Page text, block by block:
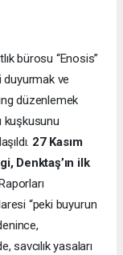
bürosu “Enosis”
duyurmak ve
düzenlemek
kuşkusunu
27 Kasım
Denktaş’ın ilk
“peki buyurun
savcılık yasaları